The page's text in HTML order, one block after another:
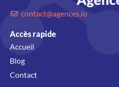
contact@agences.io
Accès rapide
Accueil
Blog
Contact